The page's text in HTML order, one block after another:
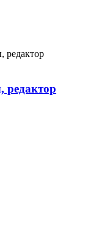
редактор